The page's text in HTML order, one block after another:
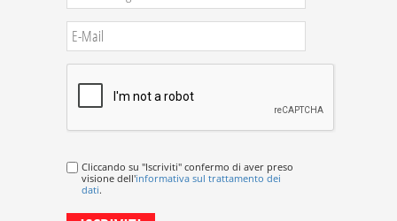
Cliccando su "Iscriviti" confermo di aver preso
visione dell'informativa sul trattamento dei
dati.